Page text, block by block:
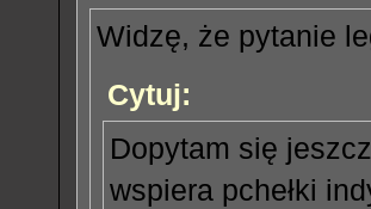
Widzę, że pytanie
Cytuj:
Dopytam się
wspiera pchełki